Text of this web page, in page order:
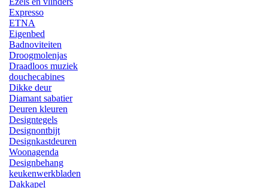
Expresso
ETNA
Eigenbed
Badnoviteiten
Droogmolenjas
Draadloos muziek
douchecabines
Dikke deur
Diamant sabatier
Deuren kleuren
Designtegels
Designontbijt
Designkastdeuren
Woonagenda
Designbehang
keukenwerkbladen
Dakkapel